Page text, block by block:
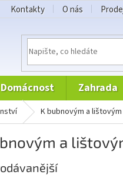
Kontakty O nás
domácnost zahrada
k bubnovým a
a